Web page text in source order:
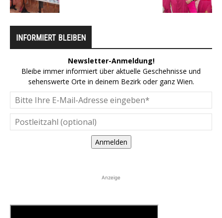
INFORMIERT BLEIBEN
Newsletter-Anmeldung!
Bleibe immer informiert über aktuelle Geschehnisse und
sehenswerte Orte in deinem Bezirk oder ganz Wien.
Anmelden
Anzeige